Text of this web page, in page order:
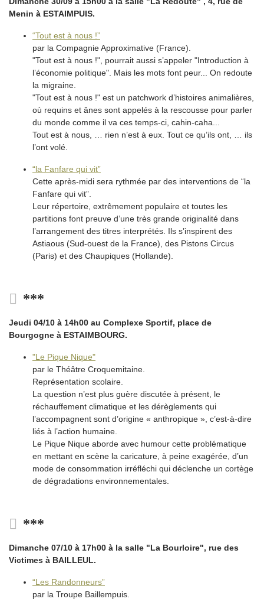
Menin à ESTAIMPUIS.
“Tout est à nous !”
par la Compagnie Approximative (France).
"Tout est à nous !", pourrait aussi s’appeler "Introduction à
l’économie politique". Mais les mots font peur... On redoute
la migraine.
"Tout est à nous !" est un patchwork d’histoires animalières,
où requins et ânes sont appelés à la rescousse pour parler
du monde comme il va ces temps-ci, cahin-caha...
Tout est à nous, … rien n’est à eux. Tout ce qu’ils ont, … ils
l’ont volé.
“la Fanfare qui vit”
Cette après-midi sera rythmée par des interventions de “la
Fanfare qui vit”.
Leur répertoire, extrêmement populaire et toutes les
partitions font preuve d’une très grande originalité dans
l’arrangement des titres interprétés. Ils s’inspirent des
Astiaous (Sud-ouest de la France), des Pistons Circus
(Paris) et des Chaupiques (Hollande).
***
Jeudi 04/10 à 14h00 au Complexe Sportif, place de
Bourgogne à ESTAIMBOURG.
"Le Pique Nique"
par le Théâtre Croquemitaine.
Représentation scolaire.
La question n’est plus guère discutée à présent, le
réchauffement climatique et les dérèglements qui
l’accompagnent sont d’origine « anthropique », c’est-à-dire
liés à l’action humaine.
Le Pique Nique aborde avec humour cette problématique
en mettant en scène la caricature, à peine exagérée, d’un
mode de consommation irréfléchi qui déclenche un cortège
de dégradations environnementales.
***
Dimanche 07/10 à 17h00 à la salle "La Bourloire", rue des
Victimes à BAILLEUL.
“Les Randonneurs”
par la Troupe Baillempuis.